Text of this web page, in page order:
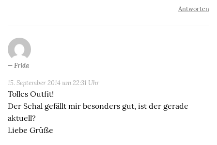
Antworten
Frida
15. September 2014 um 22:31 Uhr
Tolles Outfit!
Der Schal gefällt mir besonders gut, ist der gerade
aktuell?
Liebe Grüße